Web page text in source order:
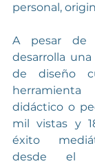
personal,
A pesar
desarrolla
de diseño
didáctico o
mil vistas y
éxito
desde el